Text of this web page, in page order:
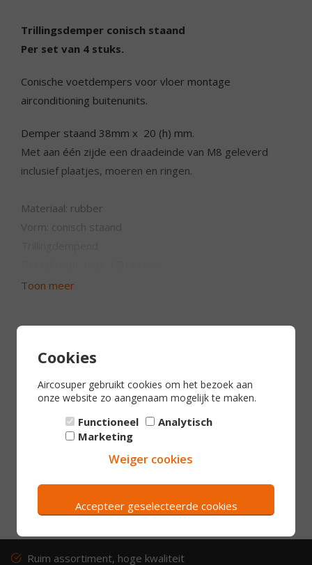
Trillingsdemper conisch staand
Per set van 4 stuks.
Conische voetdempers voor vloer montage
airconditioning buitenunits.
Demper staand 38mm x 20 (h) mm.
Met aan één zijde een draadeinde van M8 geleverd
inclusief plaatjes, moeren en ringen.
Materiaal: rubber
Vorm: conisch staand
Toon meer
Reviews
Nog geen beoordelingen
Review toevoegen
Ruim assortiment, hoge kwaliteit
Aircosuper gebruikt cookies om het bezoek aan
onze website zo aangenaam mogelijk te maken.
Functioneel
Analytisch
Marketing
Accepteer geselecteerde cookies
Weiger cookies